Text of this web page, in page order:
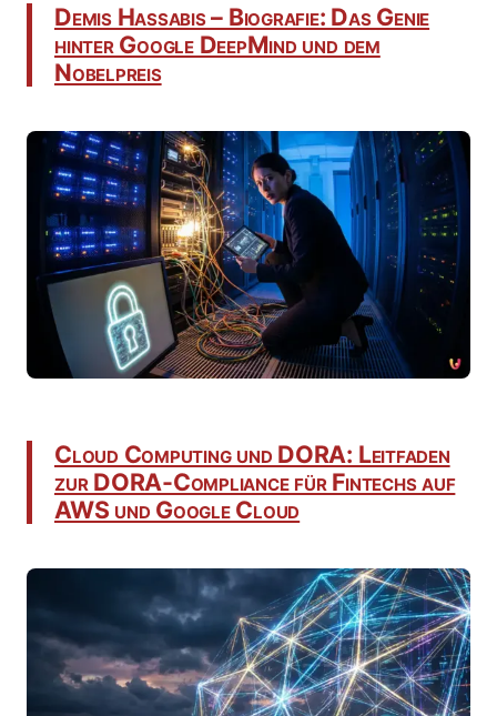
Demis Hassabis – Biografie: Das Genie
hinter Google DeepMind und dem
Nobelpreis
Cloud Computing und DORA: Leitfaden
zur DORA-Compliance für Fintechs auf
AWS und Google Cloud